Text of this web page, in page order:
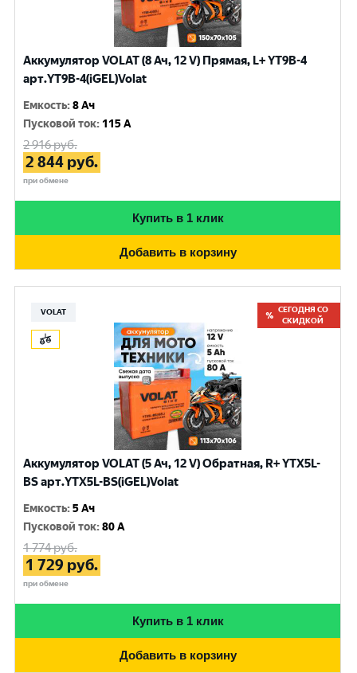
Аккумулятор VOLAT (8 Ач, 12 V) Прямая, L+ YT9B-4
арт.YT9B-4(iGEL)Volat
Емкость:8 Ач
Пусковой ток: 115 A
2 916руб.
2 844 руб.
при обмене
Купить в 1 клик
Добавить в корзину
VOLAT
СЕГОДНЯ СО
СКИДКОЙ
Аккумулятор VOLAT (5 Ач, 12 V) Обратная, R+ YTX5L-
BS арт.YTX5L-BS(iGEL)Volat
Емкость:5 Ач
Пусковой ток:80 A
1 774руб.
1 729 руб.
при обмене
Купить в 1 клик
Добавить в корзину